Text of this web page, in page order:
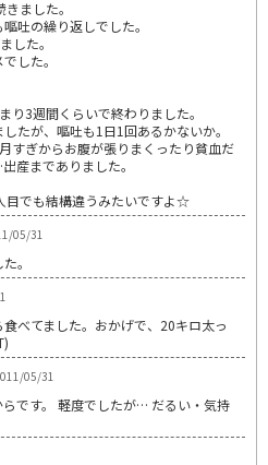
ました。
吐の繰り返しでした。
した。
した。
り3週間くらいで終わりました。
たが、嘔吐も1日1回あるかないか。
すぎからお腹が張りまくったり貧血だ
産までありました。
目でも結構違うみたいですよ☆
05/31
。
べてました。おかげで、20キロ太っ
05/31
です。 軽度でしたが… だるい・気持